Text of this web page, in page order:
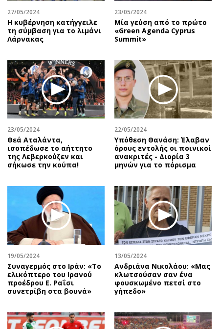
27/05/2024
Η κυβέρνηση κατήγγειλε
τη σύμβαση για το λιμάνι
Λάρνακας
23/05/2024
Μία γεύση από το πρώτο
«Green Agenda Cyprus
Summit»
23/05/2024
Θεά Αταλάντα,
ισοπέδωσε το αήττητο
της Λεβερκούζεν και
σήκωσε την κούπα!
22/05/2024
Υπόθεση Θανάση: Έλαβαν
όρους εντολής οι ποινικοί
ανακριτές - Διορία 3
μηνών για το πόρισμα
19/05/2024
Συναγερμός στο Ιράν: «Το
ελικόπτερο του Ιρανού
προέδρου Ε. Ραΐσι
συνετρίβη στα βουνά»
13/05/2024
Ανδριάνα Νικολάου: «Μας
κλωτσούσαν σαν ένα
φουσκωμένο πετσί στο
γήπεδο»